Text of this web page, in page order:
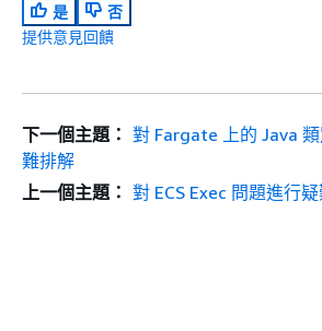
是
否
提供意見回饋
下一個主題： 對 Fargate 上的 Java
難排解
上一個主題： 對 ECS Exec 問題進行